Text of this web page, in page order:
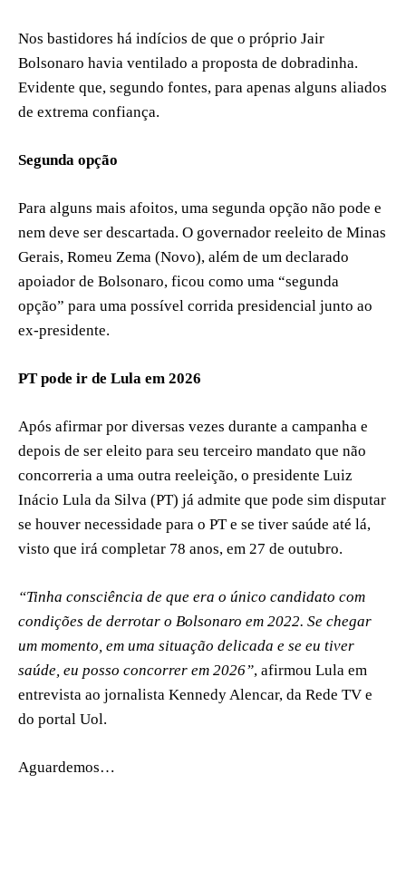
Nos bastidores há indícios de que o próprio Jair
Bolsonaro havia ventilado a proposta de dobradinha.
Evidente que, segundo fontes, para apenas alguns aliados
de extrema confiança.
Segunda opção
Para alguns mais afoitos, uma segunda opção não pode e
nem deve ser descartada. O governador reeleito de Minas
Gerais, Romeu Zema (Novo), além de um declarado
apoiador de Bolsonaro, ficou como uma “segunda
opção” para uma possível corrida presidencial junto ao
ex-presidente.
PT pode ir de Lula em 2026
Após afirmar por diversas vezes durante a campanha e
depois de ser eleito para seu terceiro mandato que não
concorreria a uma outra reeleição, o presidente Luiz
Inácio Lula da Silva (PT) já admite que pode sim disputar
se houver necessidade para o PT e se tiver saúde até lá,
visto que irá completar 78 anos, em 27 de outubro.
“Tinha consciência de que era o único candidato com
condições de derrotar o Bolsonaro em 2022. Se chegar
um momento, em uma situação delicada e se eu tiver
saúde, eu posso concorrer em 2026”, afirmou Lula em
entrevista ao jornalista Kennedy Alencar, da Rede TV e
do portal Uol.
Aguardemos…